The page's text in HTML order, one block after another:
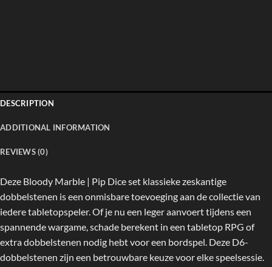
DESCRIPTION
ADDITIONAL INFORMATION
REVIEWS (0)
Deze Bloody Marble | Pip Dice set klassieke zeskantige
dobbelstenen is een onmisbare toevoeging aan de collectie van
iedere tabletopspeler. Of je nu een leger aanvoert tijdens een
spannende wargame, schade berekent in een tabletop RPG of
extra dobbelstenen nodig hebt voor een bordspel. Deze D6-
dobbelstenen zijn een betrouwbare keuze voor elke speelsessie.